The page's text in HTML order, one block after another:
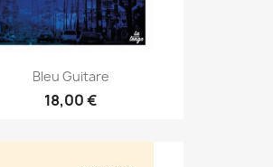
Bleu Guitare
18,00 €